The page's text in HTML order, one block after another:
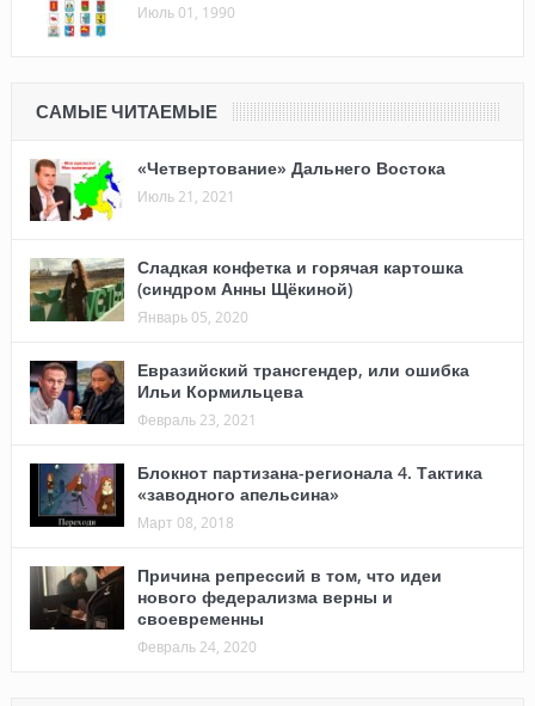
Июль 01, 1990
САМЫЕ ЧИТАЕМЫЕ
«Четвертование» Дальнего Востока
Июль 21, 2021
Сладкая конфетка и горячая картошка
(синдром Анны Щёкиной)
Январь 05, 2020
Евразийский трансгендер, или ошибка
Ильи Кормильцева
Февраль 23, 2021
Блокнот партизана-регионала 4. Тактика
«заводного апельсина»
Март 08, 2018
Причина репрессий в том, что идеи
нового федерализма верны и
своевременны
Февраль 24, 2020